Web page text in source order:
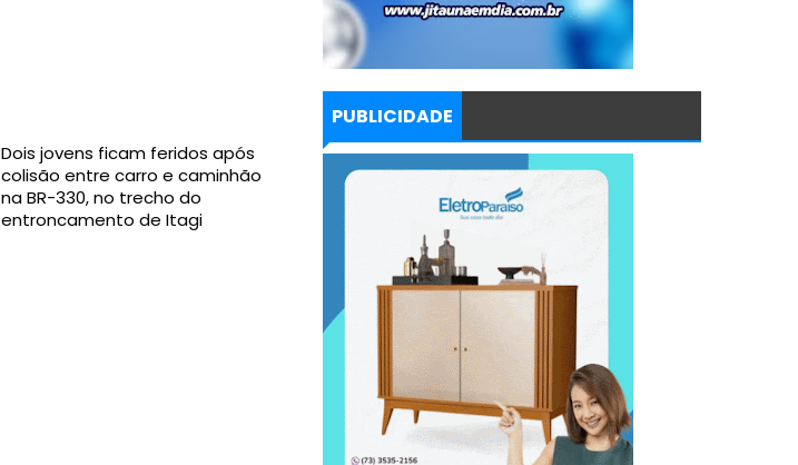
Dois jovens ficam feridos após
colisão entre carro e caminhão
na BR-330, no trecho do
entroncamento de Itagi
PUBLICIDADE